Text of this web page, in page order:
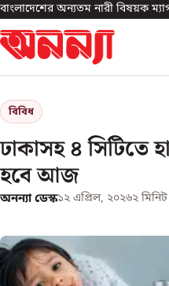
বাংলাদেশের অন্যতম নারী বিষয়ক
বিবিধ
ঢাকাসহ ৪ সিটিতে
হবে আজ
অনন্যা ডেস্ক১২ এপ্রিল, ২০২৬২